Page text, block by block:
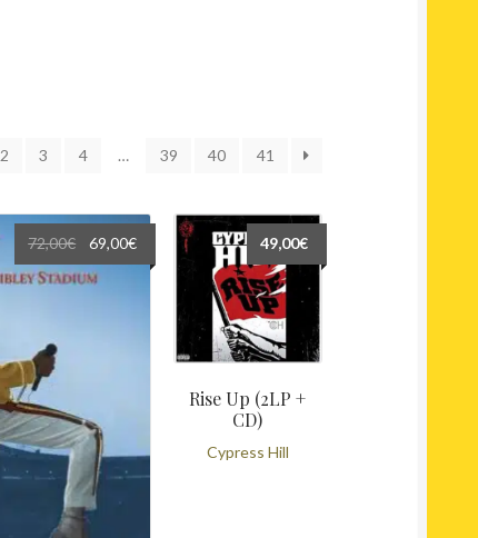
2 3 4 … 39 40 41
72,00€
Le
prix
initial
69,00€Le
prix
Rise Up (2LP +
CD)
Cypress Hill
49,00€